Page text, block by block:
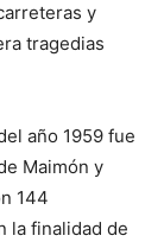
y
tragedias
año 1959 fue
Maimón y
144
la finalidad de